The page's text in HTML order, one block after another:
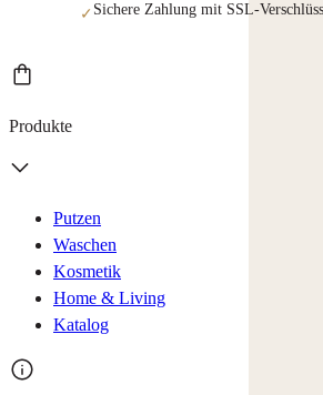
✓ Sichere Zahlung mit SSL-
Produkte
Putzen
Waschen
Kosmetik
Home & Living
Katalog